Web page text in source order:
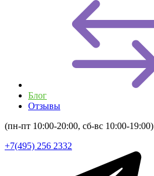
Блог
Отзывы
(пн-пт 10:00-20:00, сб-вс 10:00-19:00)
+7(495) 256 2332